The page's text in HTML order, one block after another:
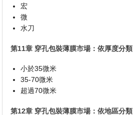
宏
微
水刀
第11章 穿孔包裝薄膜市場：依厚度分類
小於35微米
35-70微米
超過70微米
第12章 穿孔包裝薄膜市場：依地區分類